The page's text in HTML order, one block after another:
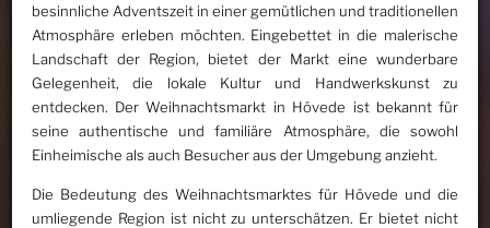
besinnliche Adventszeit in einer gemütlichen und traditionellen
Atmosphäre erleben möchten. Eingebettet in die malerische
Landschaft der Region, bietet der Markt eine wunderbare
Gelegenheit, die lokale Kultur und Handwerkskunst zu
entdecken. Der Weihnachtsmarkt in Hövede ist bekannt für
seine authentische und familiäre Atmosphäre, die sowohl
Einheimische als auch Besucher aus der Umgebung anzieht.
Die Bedeutung des Weihnachtsmarktes für Hövede und die
umliegende Region ist nicht zu unterschätzen. Er bietet nicht